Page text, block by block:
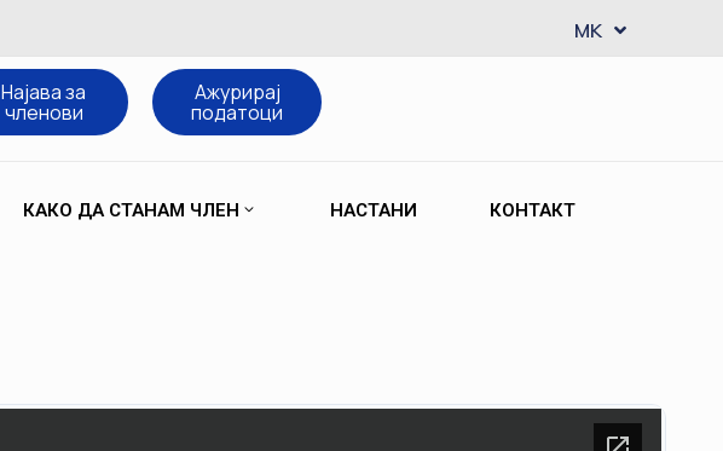
MK
SQ
Најава за
членови
Ажурирај
податоци
КАКО ДА СТАНАМ ЧЛЕН НАСТАНИ КОНТАКТ